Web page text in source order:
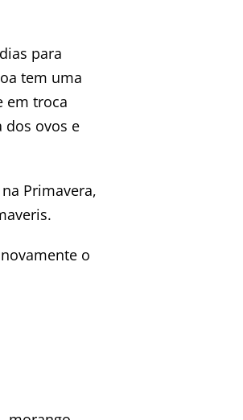
para
tem uma
em troca
dos ovos e
Primavera,
o